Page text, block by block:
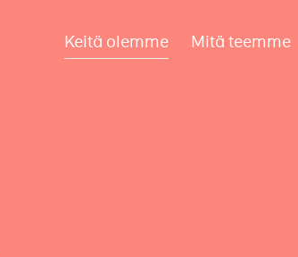
Keitä olemme Mitä teemme